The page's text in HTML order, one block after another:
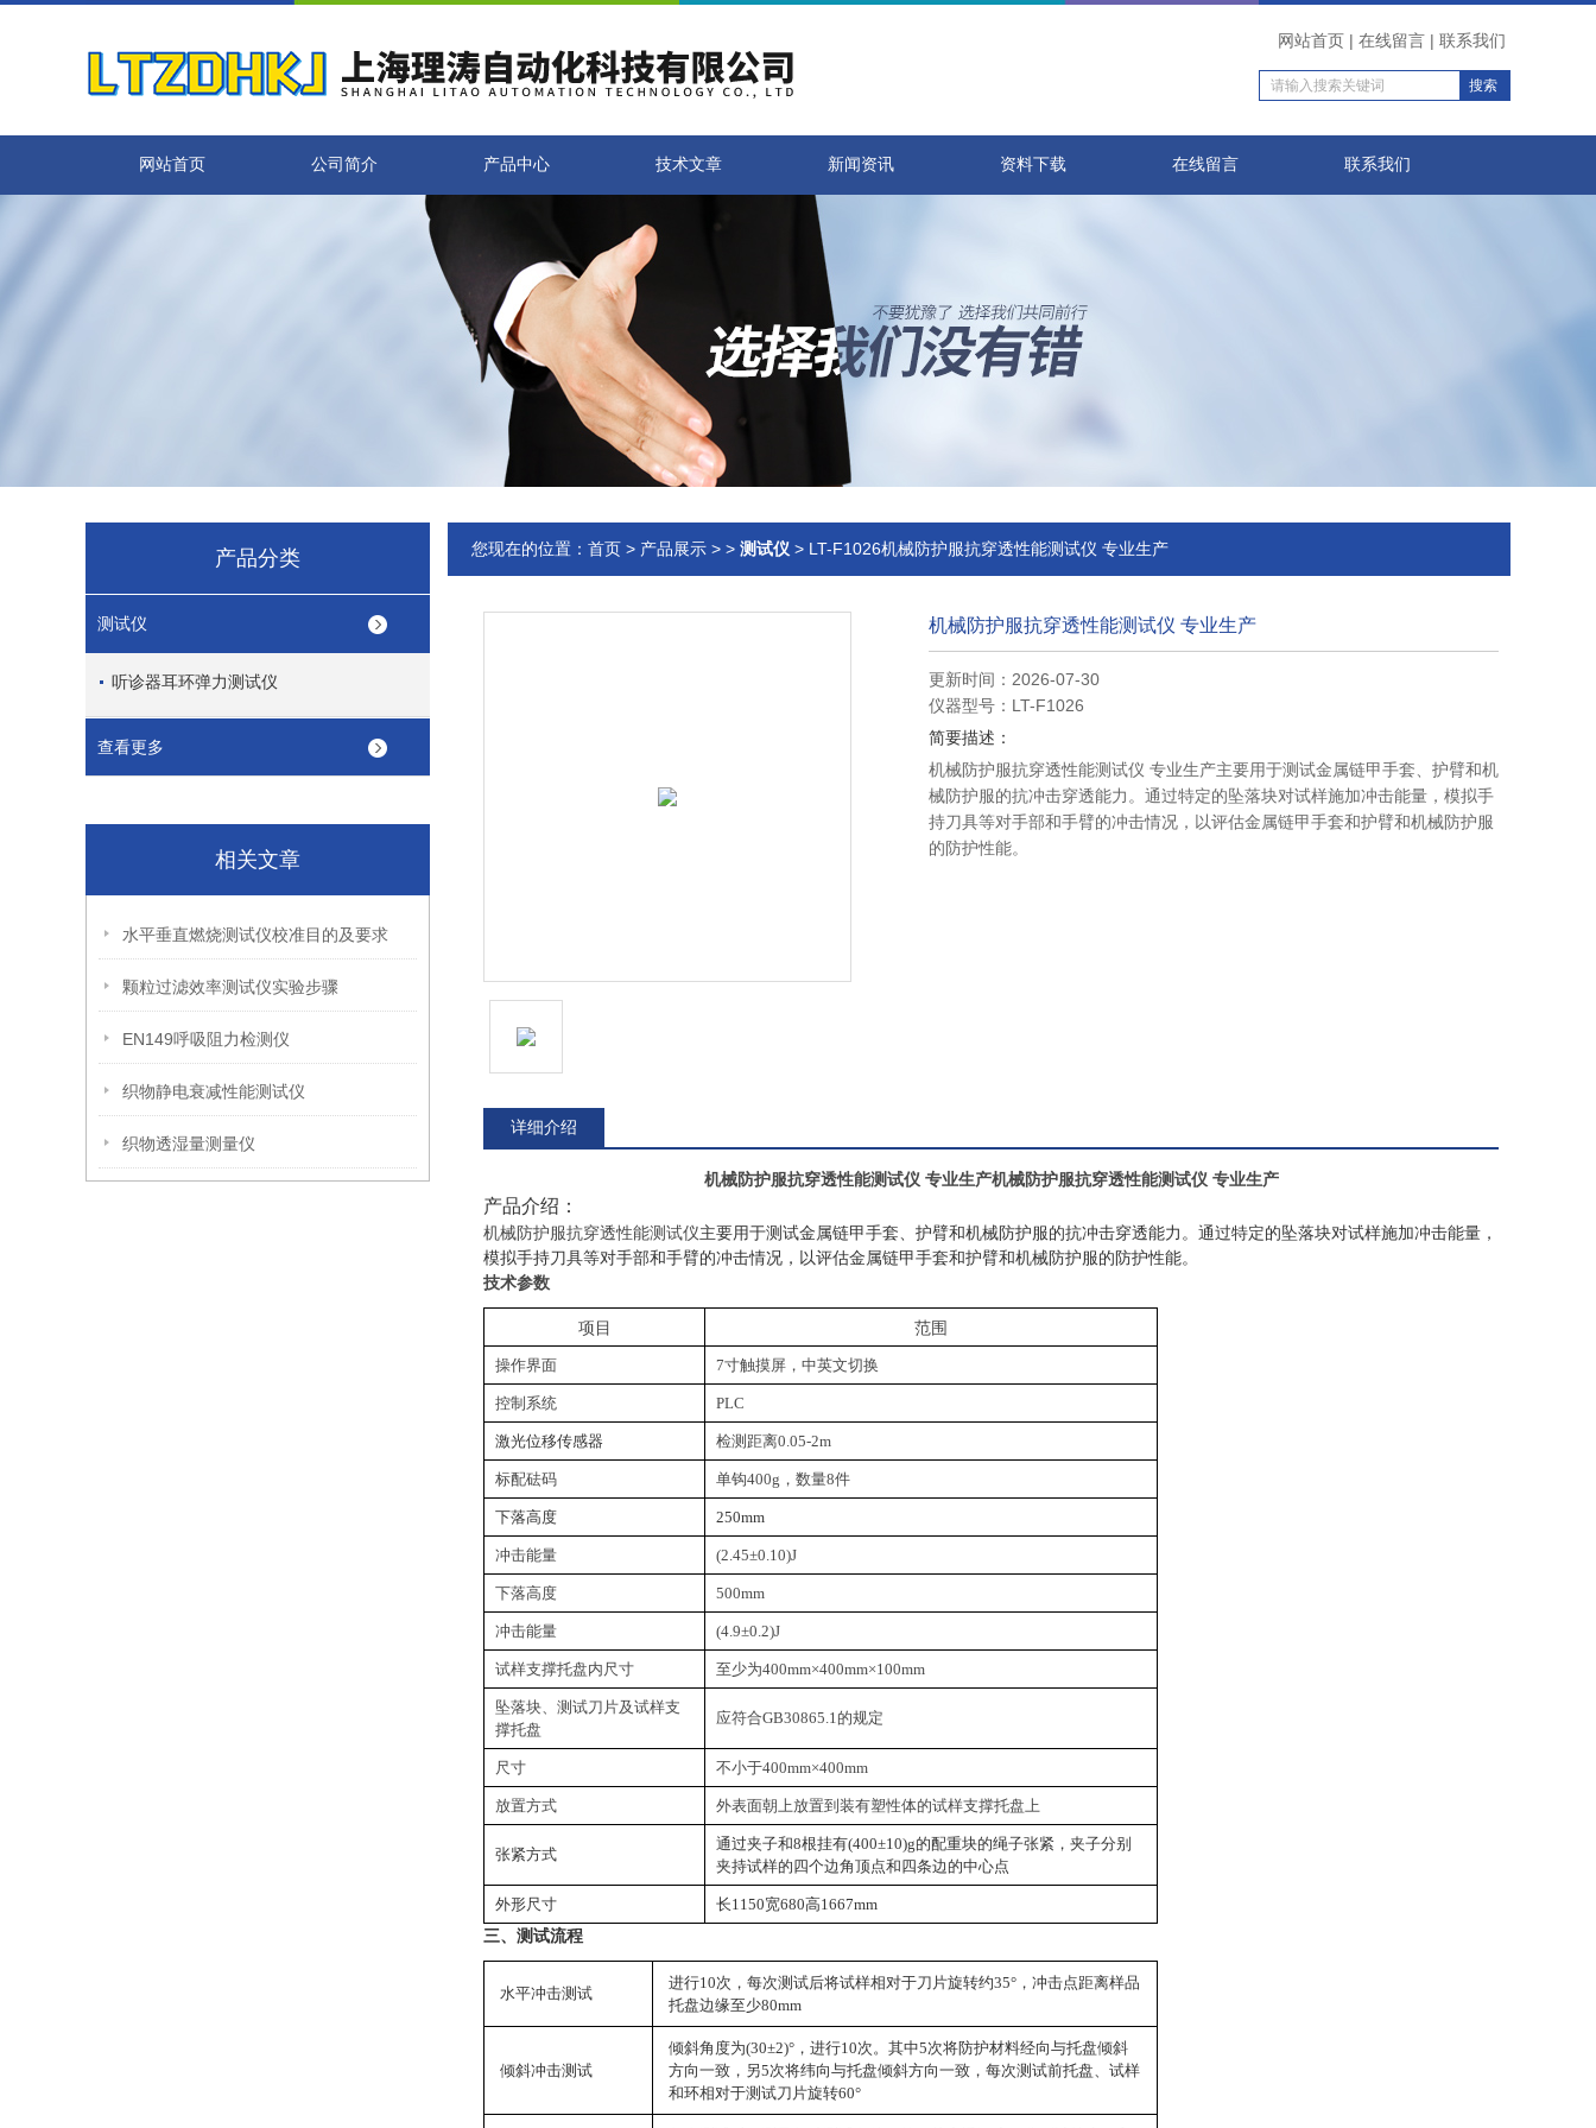
网站首页 | 在线留言 | 联系我们
网站首页 公司简介 产品中心 技术文章 新闻资讯 资料下载 在线留言 联系我们
产品分类
测试仪
听诊器耳环弹力测试仪
查看更多
相关文章
水平垂直燃烧测试仪校准目的及要求
颗粒过滤效率测试仪实验步骤
EN149呼吸阻力检测仪
织物静电衰减性能测试仪
织物透湿量测量仪
您现在的位置： 首页 > 产品展示 > > 测试仪 > LT-F1026机械防护服抗穿透性能测试仪 专业生产
机械防护服抗穿透性能测试仪 专业生产
更新时间：2026-07-30
仪器型号：LT-F1026
简要描述：
机械防护服抗穿透性能测试仪 专业生产主要用于测试金属链甲手套、护臂和机
械防护服的抗冲击穿透能力。通过特定的坠落块对试样施加冲击能量，模拟手
持刀具等对手部和手臂的冲击情况，以评估金属链甲手套和护臂和机械防护服
的防护性能。
详细介绍
机械防护服抗穿透性能测试仪 专业生产机械防护服抗穿透性能测试仪 专业生产
产品介绍：
机械防护服抗穿透性能测试仪主要用于测试金属链甲手套、护臂和机械防护服的抗冲击穿透能力。通过特定的坠落块对试样施加冲击能量，
模拟手持刀具等对手部和手臂的冲击情况，以评估金属链甲手套和护臂和机械防护服的防护性能。
‌技术参数
项目 范围
操作界面 7寸触摸屏，中英文切换
控制系统 PLC
激光位移传感器 检测距离0.05-2m
标配砝码 单钩400g，数量8件
下落高度 250mm
冲击能量 (2.45±0.10)J
‌下落高度 500mm
冲击能量 (4.9±0.2)J
试样支撑托盘内尺寸 至少为400mm×400mm×100mm
坠落块、测试刀片及试样支
撑托盘
应符合GB30865.1的规定
尺寸 不小于400mm×400mm
放置方式 外表面朝上放置到装有塑性体的试样支撑托盘上
张紧方式
通过夹子和8根挂有(400±10)g的配重块的绳子张紧，夹子分别
夹持试样的四个边角顶点和四条边的中心点
外形尺寸
长1150宽680高1667mm
三、测试流程
水平冲击测试
进行10次，每次测试后将试样相对于刀片旋转约35°，冲击点距离样品
托盘边缘至少80mm
倾斜冲击测试
倾斜角度为(30±2)°，进行10次。其中5次将防护材料经向与托盘倾斜
方向一致，另5次将纬向与托盘倾斜方向一致，每次测试前托盘、试样
和环相对于测试刀片旋转60°